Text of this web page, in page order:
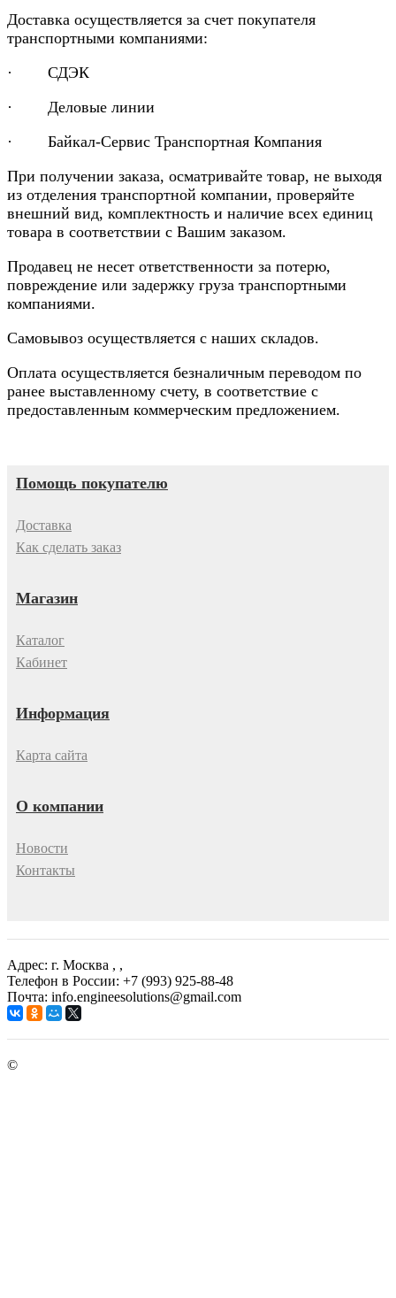
Доставка осуществляется за счет покупателя
транспортными компаниями:
· СДЭК
· Деловые линии
· Байкал-Сервис Транспортная Компания
При получении заказа, осматривайте товар, не выходя
из отделения транспортной компании, проверяйте
внешний вид, комплектность и наличие всех единиц
товара в соответствии с Вашим заказом.
Продавец не несет ответственности за потерю,
повреждение или задержку груза транспортными
компаниями.
Самовывоз осуществляется с наших складов.
Оплата осуществляется безналичным переводом по
ранее выставленному счету, в соответствие с
предоставленным коммерческим предложением.
Помощь покупателю
Доставка
Как сделать заказ
Магазин
Каталог
Кабинет
Информация
Карта сайта
О компании
Новости
Контакты
Адрес: г. Москва , ,
Телефон в России: +7 (993) 925-88-48
Почта: info.engineesolutions@gmail.com
©